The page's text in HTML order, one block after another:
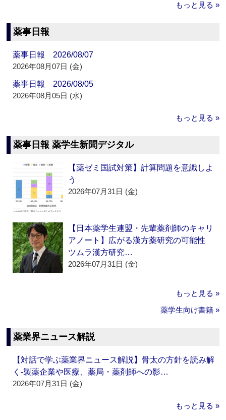
もっと見る »
薬事日報
薬事日報 2026/08/07
2026年08月07日 (金)
薬事日報 2026/08/05
2026年08月05日 (水)
もっと見る »
薬事日報 薬学生新聞デジタル
【薬ゼミ国試対策】計算問題を意識しよ
う
2026年07月31日 (金)
【日本薬学生連盟・先輩薬剤師のキャリ
アノート】広がる漢方薬研究の可能性
ツムラ漢方研究…
2026年07月31日 (金)
もっと見る »
薬学生向け書籍 »
薬業界ニュース解説
【対話で学ぶ薬業界ニュース解説】骨太の方針を読み解
く‐製薬企業や医療、薬局・薬剤師への影…
2026年07月31日 (金)
もっと見る »